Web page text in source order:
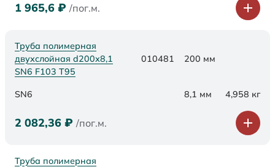
1 965,6 ₽ /пог.м.
Труба полимерная
двухслойная d200х8,1
SN6 F103 Т95
010481 200 мм
SN6 8,1 мм 4,958 кг
2 082,36 ₽ /пог.м.
Труба полимерная